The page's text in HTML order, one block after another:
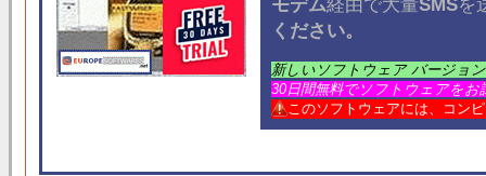
モデム経由で大量SMSを
ください。
新しいソフトウェア バージョ
30日間無料でソフトウェアをお
このソフトウェアには、コン